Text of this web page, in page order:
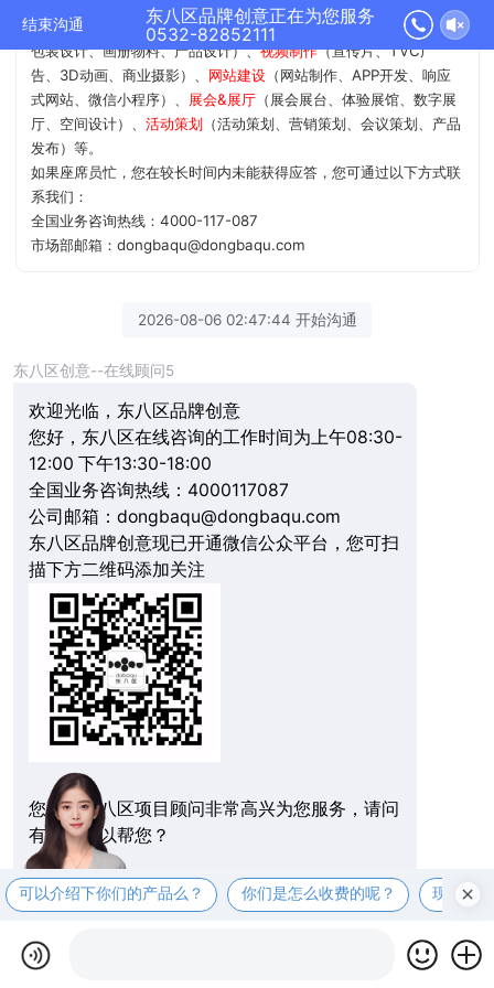
结束沟通
东八区品牌创意正在为您服务
0532-82852111
我公司12年 业务涵盖品牌&设计（品牌策略、品牌命名、商标/VI、
包装设计、画册物料、产品设计）、视频制作（宣传片、TVC广
告、3D动画、商业摄影）、 网站建设 （网站制作、APP开发、响应
式网站、微信小程序）、
展会&展厅 （展会展台、体验展馆、数字展
厅、空间设计）、活动策划 （活动策划、营销策划、会议策划、产品
发布）等。
如果座席员忙，您在较长时间内未能获得应答，您可通过以下方式联
系我们：
全国业务咨询热线：4000-117-087
市场部邮箱：dongbaqu@dongbaqu.com
2026-08-06 02:47:44 开始沟通
东八区创意--在线顾问5
欢迎光临，东八区品牌创意
您好，东八区在线咨询的工作时间为上午08:30-
12:00 下午13:30-18:00
全国业务咨询热线：4000117087
公司邮箱：dongbaqu@dongbaqu.com
东八区品牌创意现已开通微信公众平台，您可扫
描下方二维码添加关注
您好，东八区项目顾问非常高兴为您服务，请问
有什么可以帮您？
在线拨打
可以介绍下你们的产品么？ 你们是怎么收费的呢？ 现在有